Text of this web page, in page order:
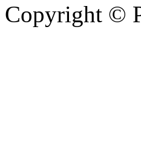
Copyright ©